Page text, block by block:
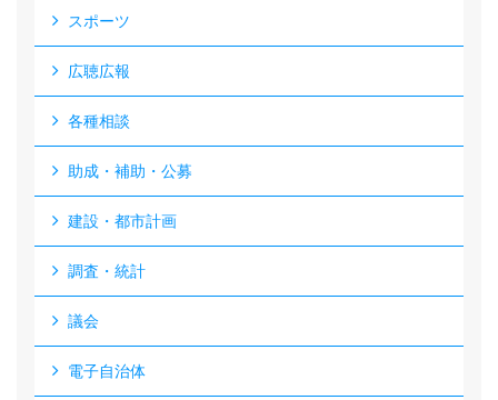
スポーツ
広聴広報
各種相談
助成・補助・公募
建設・都市計画
調査・統計
議会
電子自治体